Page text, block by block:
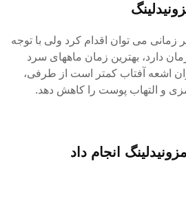
زمانی می توان اقدام کرد ولی با توجه
دارد، بهترین زمان ماههای سرد
اشعه آفتاب کمتر است از طرفی،
و التهاب پوست را کاهش دهد.
انجام داد